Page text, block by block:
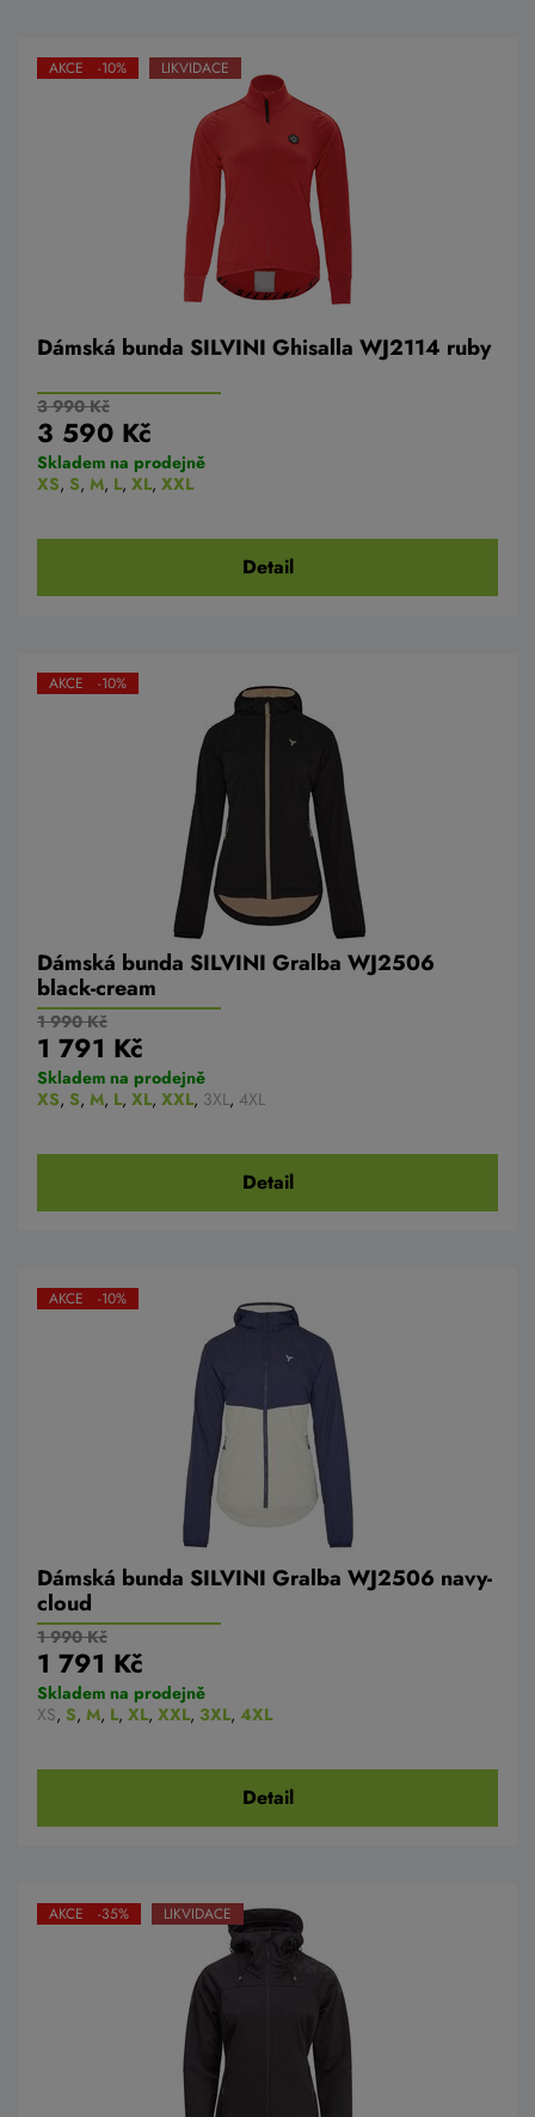
Dámská bunda SILVINI Ghisalla WJ2114 ruby
AKCE -10% LIKVIDACE
3 990 Kč
3 590 Kč
Skladem na prodejně
XS, S, M, L, XL, XXL
Detail
Dámská bunda SILVINI Gralba WJ2506
black-cream
AKCE -10%
1 990 Kč
1 791 Kč
Skladem na prodejně
XS, S, M, L, XL, XXL, 3XL, 4XL
Detail
Dámská bunda SILVINI Gralba WJ2506 navy-
cloud
AKCE -10%
1 990 Kč
1 791 Kč
Skladem na prodejně
XS, S, M, L, XL, XXL, 3XL, 4XL
Detail
AKCE -35% LIKVIDACE